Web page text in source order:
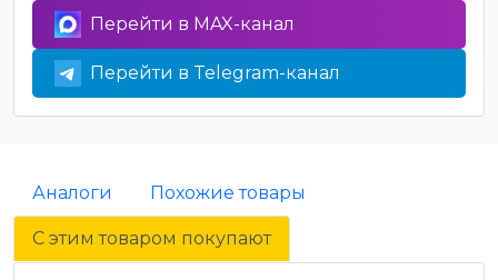
Перейти в MAX-канал
Перейти в Telegram-канал
Аналоги Похожие товары
С этим товаром покупают